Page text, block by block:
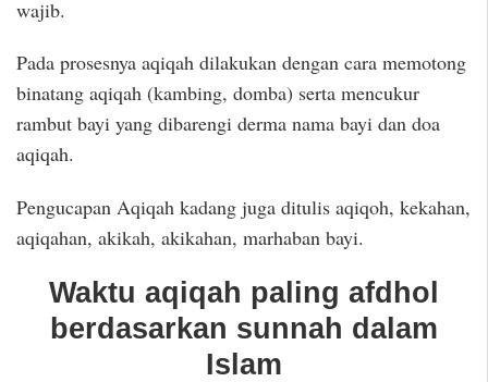
wajib.
Pada prosesnya aqiqah dilakukan dengan cara memotong
binatang aqiqah (kambing, domba) serta mencukur
rambut bayi yang dibarengi derma nama bayi dan doa
aqiqah.
Pengucapan Aqiqah kadang juga ditulis aqiqoh, kekahan,
aqiqahan, akikah, akikahan, marhaban bayi.
Waktu aqiqah paling afdhol
berdasarkan sunnah dalam
Islam